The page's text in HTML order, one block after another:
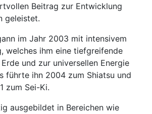
Beitrag zur Entwicklung
geleistet.
im Jahr 2003 mit intensivem
welches ihm eine tiefgreifende
und zur universellen Energie
führte ihn 2004 zum Shiatsu und
zum Sei-Ki.
ausgebildet in Bereichen wie